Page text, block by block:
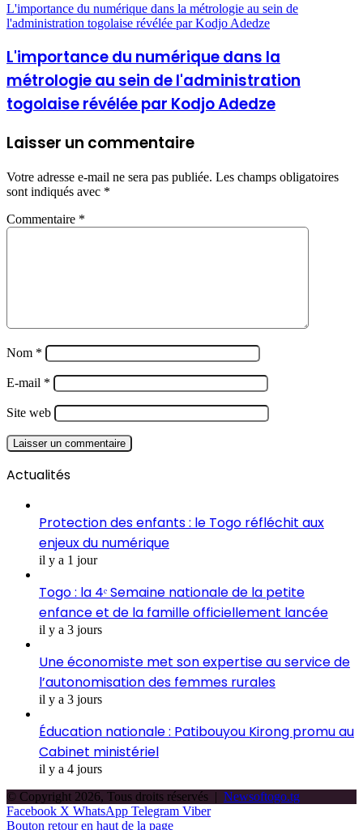
L'importance du numérique dans la métrologie au sein de
l'administration togolaise révélée par Kodjo Adedze
L'importance du numérique dans la
métrologie au sein de l'administration
togolaise révélée par Kodjo Adedze
Laisser un commentaire
Votre adresse e-mail ne sera pas publiée. Les champs obligatoires
sont indiqués avec *
Commentaire *
Nom *
E-mail *
Site web
Actualités
Protection des enfants : le Togo réfléchit aux
enjeux du numérique
il y a 1 jour
Togo : la 4ᵉ Semaine nationale de la petite
enfance et de la famille officiellement lancée
il y a 3 jours
Une économiste met son expertise au service de
l’autonomisation des femmes rurales
il y a 3 jours
Éducation nationale : Patibouyou Kirong promu au
Cabinet ministériel
il y a 4 jours
© Copyright 2026, Tous droits réservés | Newsoftogo.tg
Facebook X WhatsApp Telegram Viber
Bouton retour en haut de la page